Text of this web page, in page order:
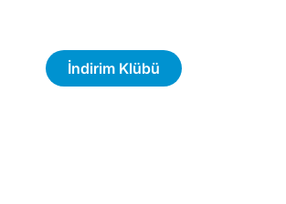
İndirim Klübü